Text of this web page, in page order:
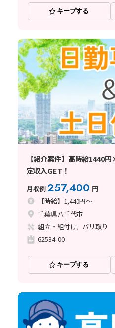
キープする
【紹介案件】高時給1440
定収入GET！
月収例257,400 円
【時給】1,440円～
千葉県八千代市
組立・組付け、バリ取り
62534-00
キープする